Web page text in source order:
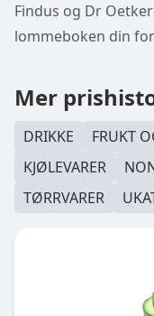
Findus og Dr
lommeboken din
Mer
DRIKKE FRUKT
KJØLEVARER
TØRRVARER